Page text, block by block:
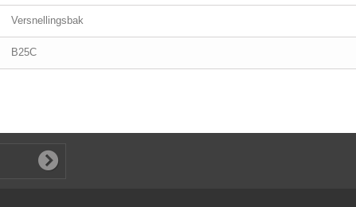
Versnellingsbak
B25C